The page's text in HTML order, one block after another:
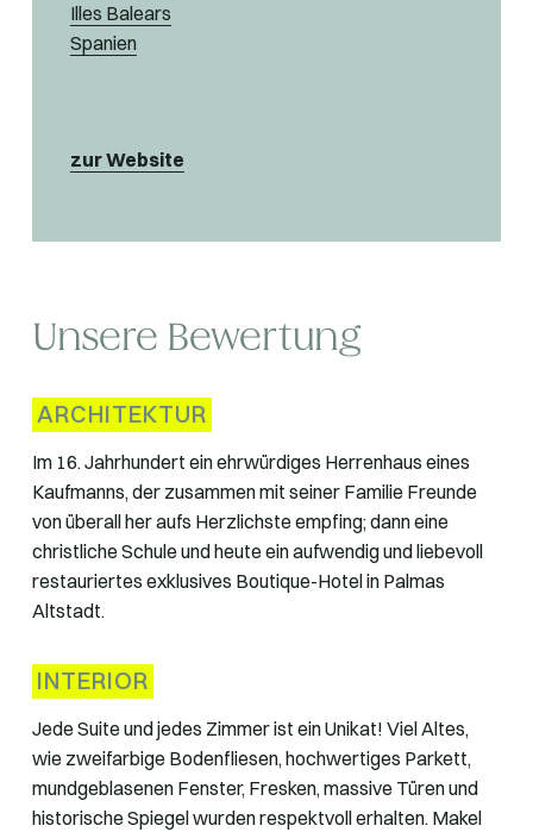
Illes Balears
Spanien
zur Website
Unsere Bewertung
ARCHITEKTUR
Im 16. Jahrhundert ein ehrwürdiges Herrenhaus eines
Kaufmanns, der zusammen mit seiner Familie Freunde
von überall her aufs Herzlichste empfing; dann eine
christliche Schule und heute ein aufwendig und liebevoll
restauriertes exklusives Boutique-Hotel in Palmas
Altstadt.
INTERIOR
Jede Suite und jedes Zimmer ist ein Unikat! Viel Altes,
wie zweifarbige Bodenfliesen, hochwertiges Parkett,
mundgeblasenen Fenster, Fresken, massive Türen und
historische Spiegel wurden respektvoll erhalten. Makel